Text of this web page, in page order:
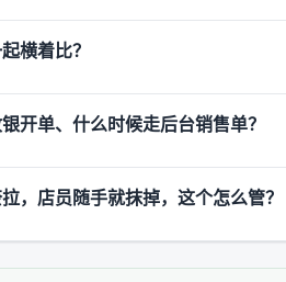
横着比？
开单、什么时候走后台销售单？
，店员随手就抹掉，这个怎么管？